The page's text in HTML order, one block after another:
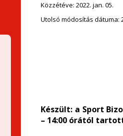
Közzétéve: 2022. jan. 05.
Utolsó módosítás dátuma:
Készült: a Sport
– 14:00 órától